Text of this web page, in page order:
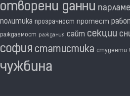
отворени данни
политика прозрачност протест
раждаемост раждания сайт секции
софия статистика студенти
чужбина